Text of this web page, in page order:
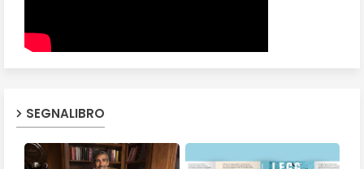
SEGNALIBRO